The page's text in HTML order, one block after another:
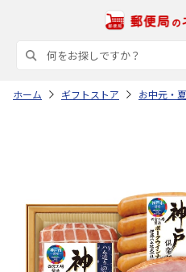
ホーム ギフトストア お中元・